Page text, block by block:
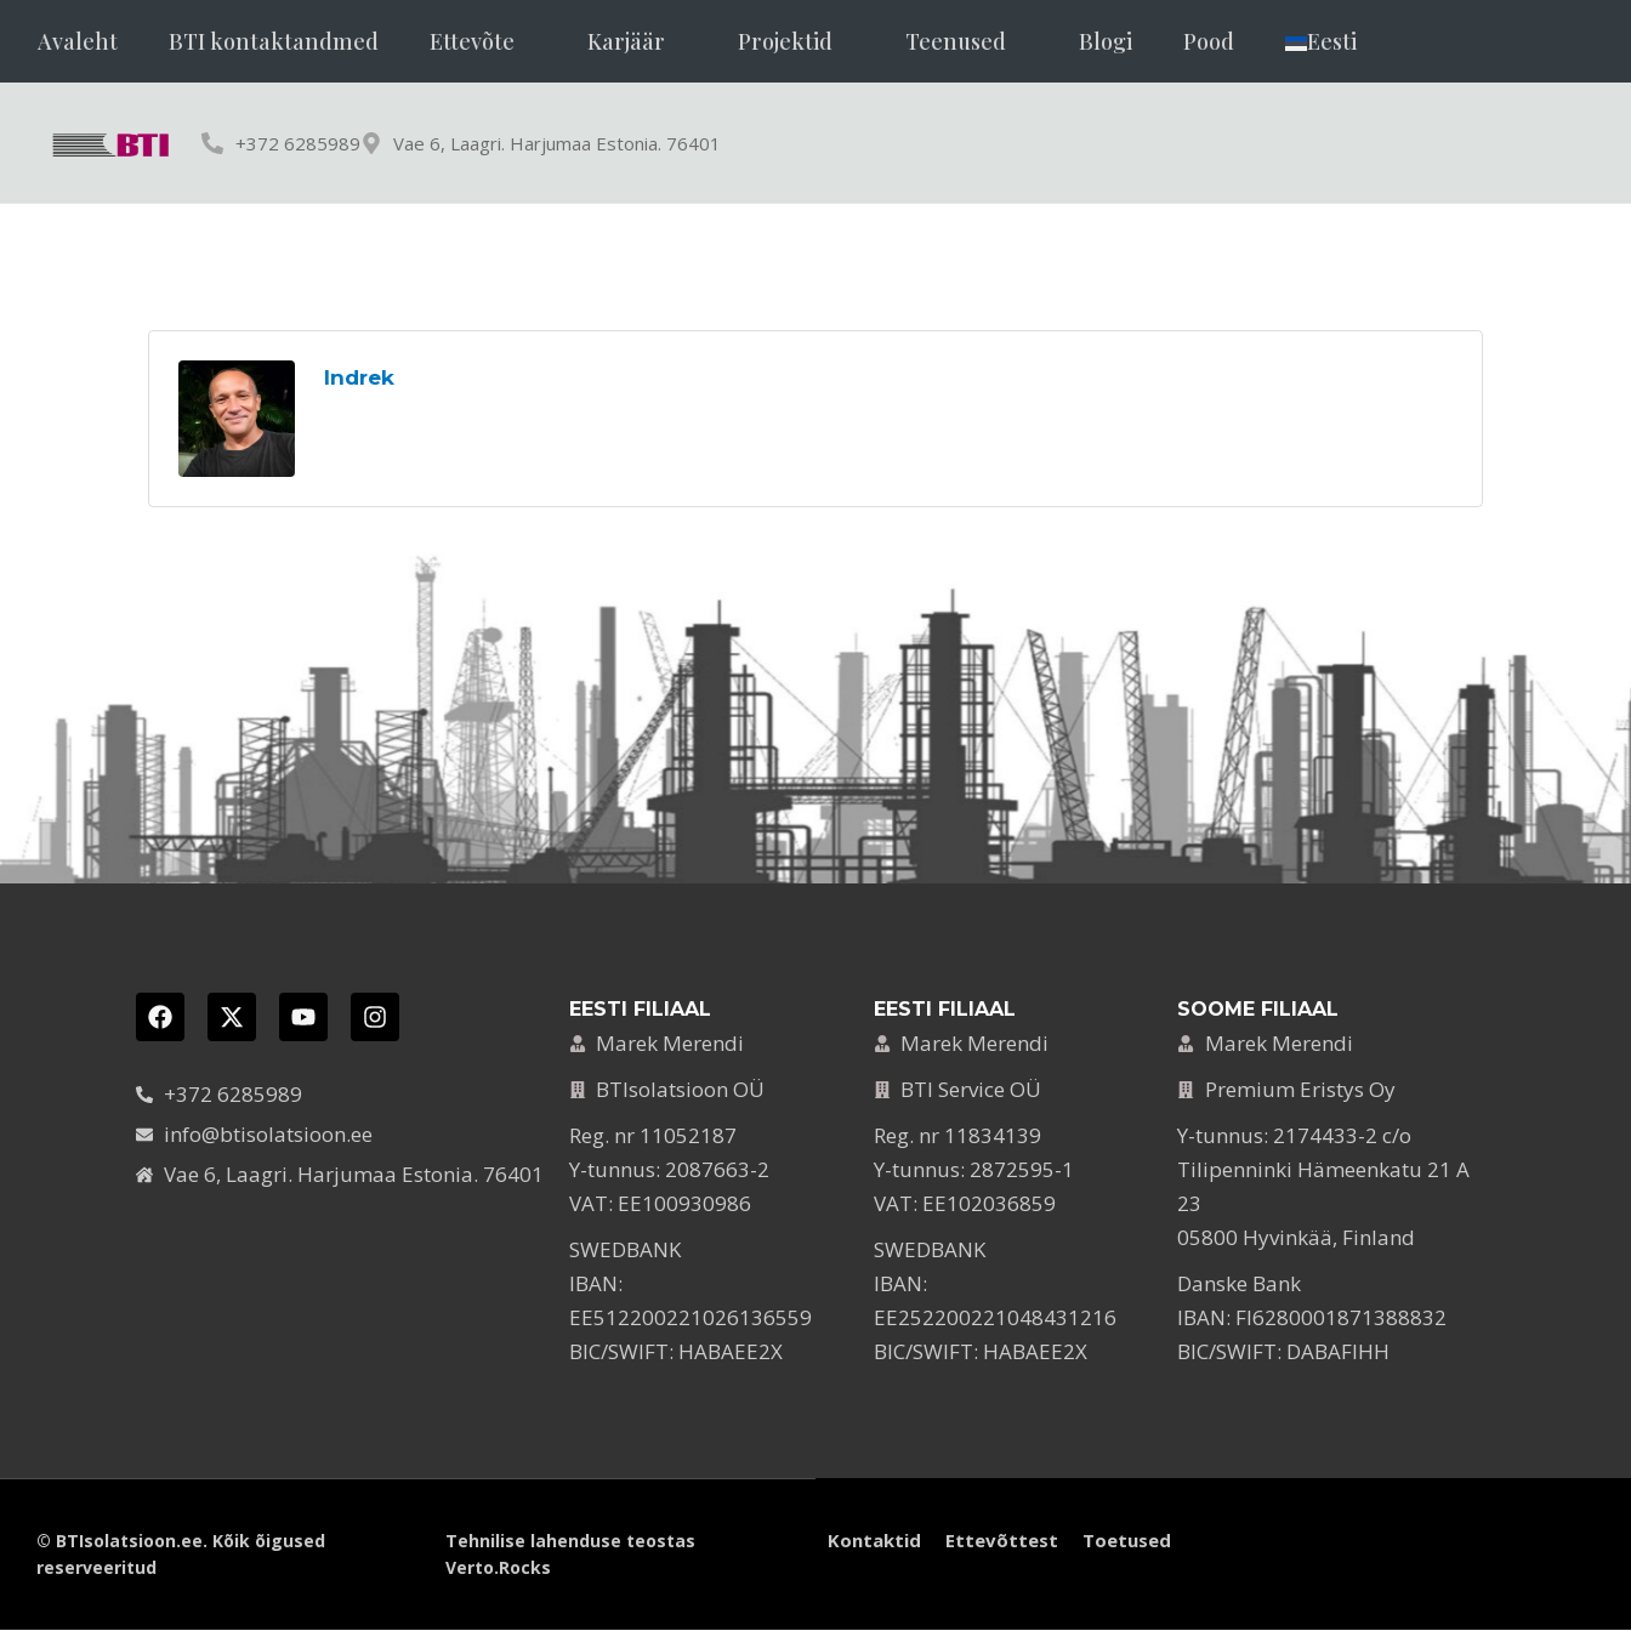
Avaleht BTI kontaktandmed Ettevõte Karjäär Projektid Teenused Blogi Pood Eesti
+372 6285989 Vae 6, Laagri. Harjumaa Estonia. 76401
Indrek
+372 6285989
info@btisolatsioon.ee
Vae 6, Laagri. Harjumaa Estonia. 76401
EESTI FILIAAL
Marek Merendi
BTIsolatsioon OÜ
Reg. nr 11052187
Y-tunnus: 2087663-2
VAT: EE100930986
SWEDBANK
IBAN:
EE512200221026136559
BIC/SWIFT: HABAEE2X
EESTI FILIAAL
Marek Merendi
BTI Service OÜ
Reg. nr 11834139
Y-tunnus: 2872595-1
VAT: EE102036859
SWEDBANK
IBAN:
EE252200221048431216
BIC/SWIFT: HABAEE2X
SOOME FILIAAL
Marek Merendi
Premium Eristys Oy
Y-tunnus: 2174433-2 c/o
Tilipenninki Hämeenkatu 21 A
23
05800 Hyvinkää, Finland
Danske Bank
IBAN: FI6280001871388832
BIC/SWIFT: DABAFIHH
© BTIsolatsioon.ee. Kõik õigused
reserveeritud
Tehnilise lahenduse teostas
Verto.Rocks
Kontaktid Ettevõttest Toetused